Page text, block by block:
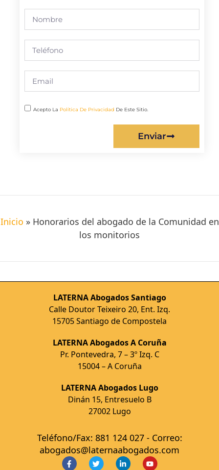
Acepto La Política De Privacidad De Este Sitio.
Enviar
Inicio » Honorarios del abogado de la Comunidad en
los monitorios
LATERNA Abogados Santiago
Calle Doutor Teixeiro 20, Ent. Izq.
15705 Santiago de Compostela
LATERNA Abogados A Coruña
Pr. Pontevedra, 7 – 3º Izq. C
15004 – A Coruña
LATERNA Abogados Lugo
Dinán 15, Entresuelo B
27002 Lugo
Teléfono/Fax: 881 124 027 - Correo:
abogados@laternaabogados.com